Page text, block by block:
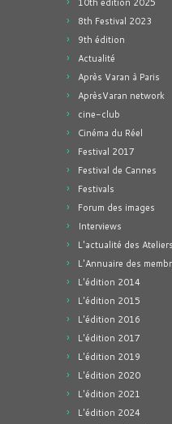
8th Festival 2023
9th édition
Actualité
Après Varan à Paris
AprèsVaran network
cine-club
Cinéma du Réel
Festival 2017
Festival de Cannes
Festivals
Forum des images
Interviews
L'actualité des
L'Annuaire des
L'édition 2014
L'édition 2015
L'édition 2016
L'édition 2017
L'édition 2019
L'édition 2020
L'édition 2021
L'édition 2024